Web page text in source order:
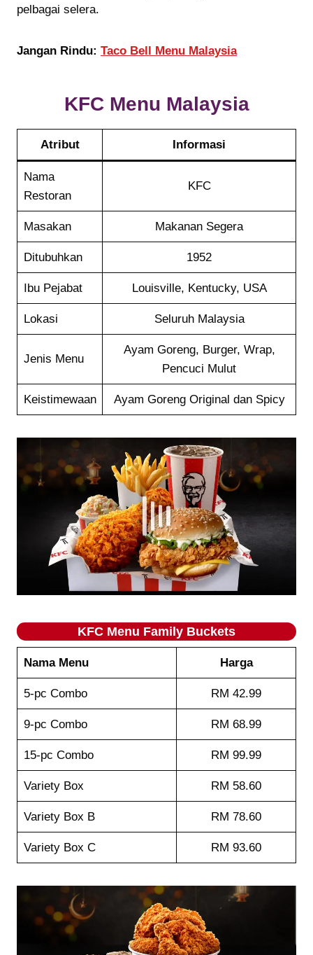
pelbagai selera.
Jangan Rindu: Taco Bell Menu Malaysia
KFC Menu Malaysia
Atribut Informasi
Nama
Restoran
KFC
Masakan Makanan Segera
Ditubuhkan 1952
Ibu Pejabat Louisville, Kentucky, USA
Lokasi Seluruh Malaysia
Jenis Menu
Ayam Goreng, Burger, Wrap,
Pencuci Mulut
Keistimewaan Ayam Goreng Original dan Spicy
KFC Menu Family Buckets
Nama Menu Harga
5-pc Combo RM 42.99
9-pc Combo RM 68.99
15-pc Combo RM 99.99
Variety Box RM 58.60
Variety Box B RM 78.60
Variety Box C RM 93.60